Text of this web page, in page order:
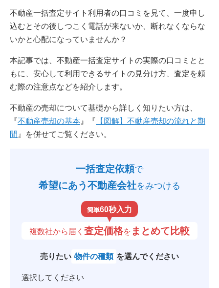
不動産一括査定サイト利用者の口コミを見て、一度申し
込むとその後しつこく電話が来ないか、断れなくならな
いかと心配になっていませんか？
本記事では、不動産一括査定サイトの実際の口コミとと
もに、安心して利用できるサイトの見分け方、査定を頼
む際の注意点などを紹介します。
不動産の売却について基礎から詳しく知りたい方は、
『不動産売却の基本 』『 【図解】不動産売却の流れと期
間 』を併せてご覧ください。
一括査定依頼で
希望にあう不動産会社をみつける
簡単60秒入力
複数社から届く 査定価格を まとめて比較
売りたい 物件の種類 を選んでください
選択してください